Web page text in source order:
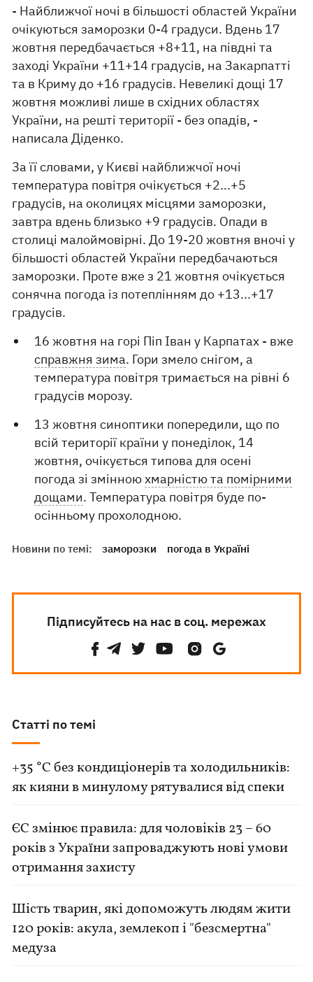
- Найближчої ночі в більшості областей України
очікуються заморозки 0-4 градуси. Вдень 17
жовтня передбачається +8+11, на півдні та
заході України +11+14 градусів, на Закарпатті
та в Криму до +16 градусів. Невеликі дощі 17
жовтня можливі лише в східних областях
України, на решті території - без опадів, -
написала Діденко.
За її словами, у Києві найближчої ночі
температура повітря очікується +2...+5
градусів, на околицях місцями заморозки,
завтра вдень близько +9 градусів. Опади в
столиці малоймовірні. До 19-20 жовтня вночі у
більшості областей України передбачаються
заморозки. Проте вже з 21 жовтня очікується
сонячна погода із потеплінням до +13...+17
градусів.
16 жовтня на горі Піп Іван у Карпатах - вже
справжня зима. Гори змело снігом, а
температура повітря тримається на рівні 6
градусів морозу.
13 жовтня синоптики попередили, що по
всій території країни у понеділок, 14
жовтня, очікується типова для осені
погода зі змінноюхмарністю та помірними
дощами. Температура повітря буде по-
осінньому прохолодною.
Новини по темі: заморозки погода в Україні
Підписуйтесь на нас в соц. мережах
Статті по темі
+35 °C без кондиціонерів та холодильників:
як кияни в минулому рятувалися від спеки
ЄС змінює правила: для чоловіків 23 – 60
років з України запроваджують нові умови
отримання захисту
Шість тварин, які допоможуть людям жити
120 років: акула, землекоп і "безсмертна"
медуза